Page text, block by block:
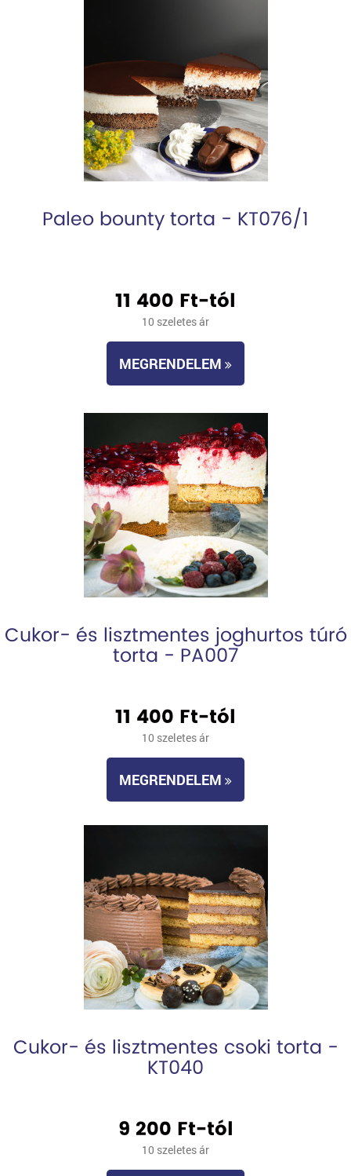
Paleo bounty torta - KT076/1
11 400 Ft-tól
10 szeletes ár
MEGRENDELEM
Cukor- és lisztmentes joghurtos túró
torta - PA007
11 400 Ft-tól
10 szeletes ár
MEGRENDELEM
Cukor- és lisztmentes csoki torta -
KT040
9 200 Ft-tól
10 szeletes ár